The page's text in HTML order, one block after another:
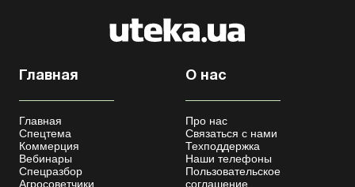
Главная
Главная
Спецтема
Коммерция
Вебинары
Спецразбор
Агросоветчики
О нас
Про нас
Связаться с нами
Техподдержка
Наши телефоны
Пользовательское
соглашение